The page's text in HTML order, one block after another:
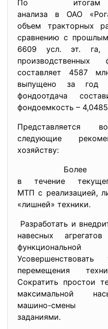
По итогам
анализа в ОАО
объем тракторных
сравнению с
6609 усл. эт. га,
производственных
составляет 4587
выпущено за год
фондоотдача
фондоемкость –
следующие
хозяйству:
Более
в течение
МТП с реализацией,
«лишней» техники.
Разработать и
навесных
перемещения
Сократить простои
максимальной
машино-смены
заданиями.